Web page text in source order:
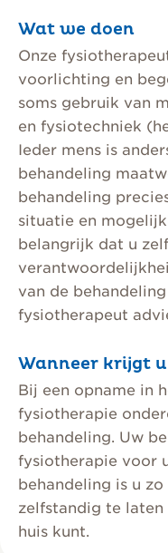
Wat we doen
Onze
voorlichting en
soms gebruik van
en fysiotechniek
Ieder mens is
behandeling
behandeling
situatie en
belangrijk dat u
van de
fysiotherapeut
Wanneer krijgt
Bij een opname in
fysiotherapie
behandeling. Uw
fysiotherapie voor
behandeling is u
zelfstandig te
huis kunt.